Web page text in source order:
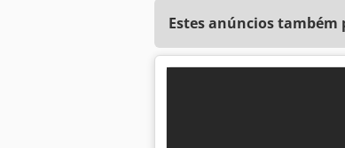
Estes anúncios também